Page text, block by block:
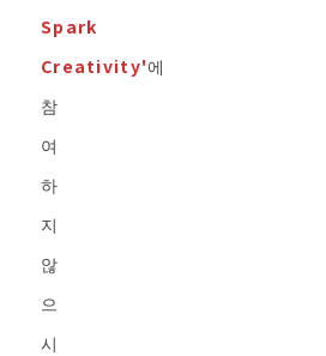
Spark
Creativity'에
참
여
하
지
않
으
시